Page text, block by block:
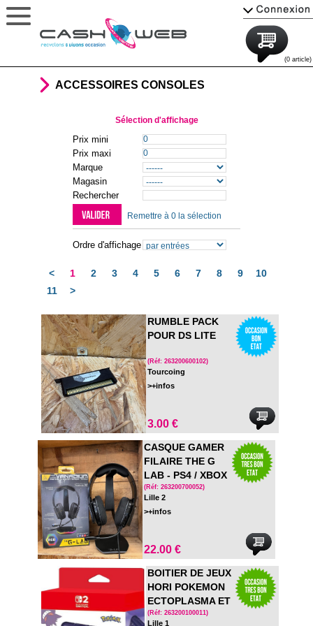
(0 article)
ACCESSOIRES CONSOLES
Sélection d'affichage
Prix mini
Prix maxi
Marque
Magasin
Rechercher
Remettre à 0 la sélection
Ordre d'affichage
< 1 2 3 4 5 6 7 8 9
10
11
>
RUMBLE PACK
POUR DS LITE
(Réf: 263200600102)
Tourcoing
>+infos
3.00 €
CASQUE GAMER
FILAIRE THE G
LAB - PS4 / XBOX
/ SWITCH - EN
BOITE
(Réf: 263200700052)
Lille 2
>+infos
22.00 €
BOITIER DE JEUX
HORI POKEMON
ECTOPLASMA ET
MIMIQUI EN
(Réf: 263200100011)
Lille 1